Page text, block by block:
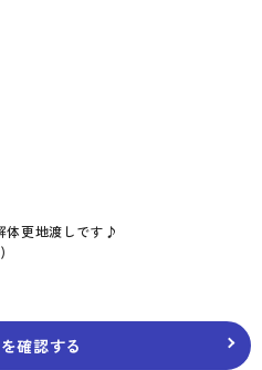
地渡しです♪
確認する